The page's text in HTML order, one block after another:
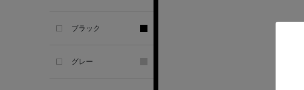
ブラック
グレー